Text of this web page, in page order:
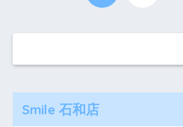
Smile 石和店